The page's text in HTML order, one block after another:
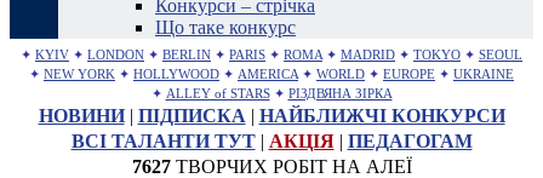
Конкурси – стрічка
Що таке конкурс
✦ KYIV ✦ LONDON ✦ BERLIN ✦ PARIS ✦ ROMA ✦ MADRID ✦ TOKYO ✦ SEOUL
✦ NEW YORK ✦ HOLLYWOOD ✦ AMERICA ✦ WORLD ✦ EUROPE ✦ UKRAINE
✦ ALLEY of STARS ✦ РІЗДВЯНА ЗІРКА
НОВИНИ| ПІДПИСКА | НАЙБЛИЖЧІ КОНКУРСИ
ВСІ ТАЛАНТИ ТУТ| АКЦІЯ| ПЕДАГОГАМ
7627ТВОРЧИХ РОБІТ НА АЛЕЇ